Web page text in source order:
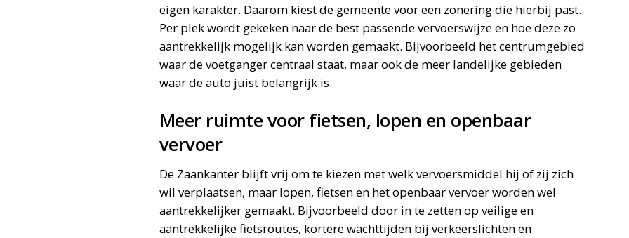
eigen karakter. Daarom kiest de gemeente voor een zonering die hierbij past.
Per plek wordt gekeken naar de best passende vervoerswijze en hoe deze zo
aantrekkelijk mogelijk kan worden gemaakt. Bijvoorbeeld het centrumgebied
waar de voetganger centraal staat, maar ook de meer landelijke gebieden
waar de auto juist belangrijk is.
Meer ruimte voor fietsen, lopen en openbaar
vervoer
De Zaankanter blijft vrij om te kiezen met welk vervoersmiddel hij of zij zich
wil verplaatsen, maar lopen, fietsen en het openbaar vervoer worden wel
aantrekkelijker gemaakt. Bijvoorbeeld door in te zetten op veilige en
aantrekkelijke fietsroutes, kortere wachttijden bij verkeerslichten en